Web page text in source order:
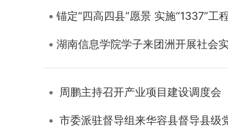
锚定“四高四县”愿景 实施“1337”
湖南信息学院学子来团洲开展社会
周鹏主持召开产业项目建设调度会
市委派驻督导组来华容县督导县级